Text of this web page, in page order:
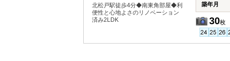
北松戸駅徒歩4分◆南東角部屋◆利
便性と心地よさのリノベーション
済み2LDK
築年月
30枚